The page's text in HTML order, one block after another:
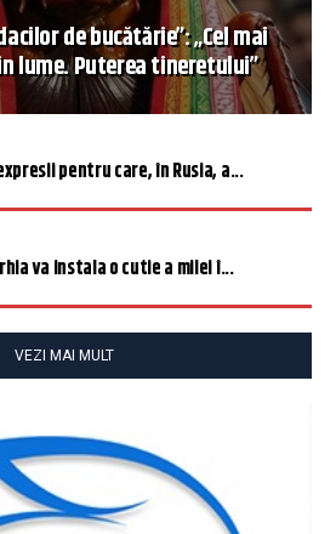
de bucătărie”: „Cel mai
lume. Puterea tineretului”
pentru care, în Rusia, a...
va instala o cutie a milei î...
VEZI MAI MULT